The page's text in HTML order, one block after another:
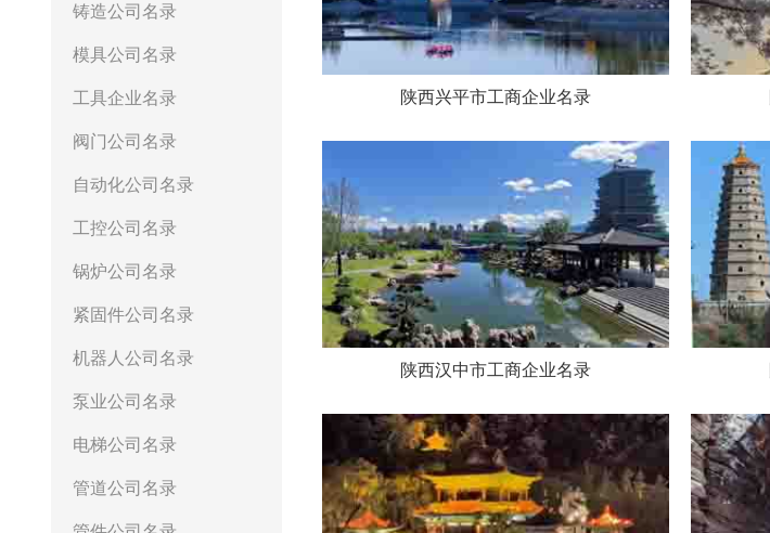
铸造公司名录
模具公司名录
工具企业名录
阀门公司名录
自动化公司名录
工控公司名录
锅炉公司名录
紧固件公司名录
机器人公司名录
泵业公司名录
电梯公司名录
管道公司名录
陕西兴平市工商企业名录
陕西汉中市工商企业名录